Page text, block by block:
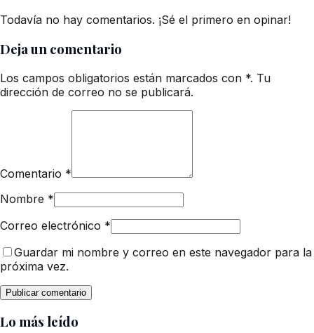
Todavía no hay comentarios. ¡Sé el primero en opinar!
Deja un comentario
Los campos obligatorios están marcados con *. Tu
dirección de correo no se publicará.
Comentario *
Nombre *
Correo electrónico *
Guardar mi nombre y correo en este navegador para la
próxima vez.
Lo más leído